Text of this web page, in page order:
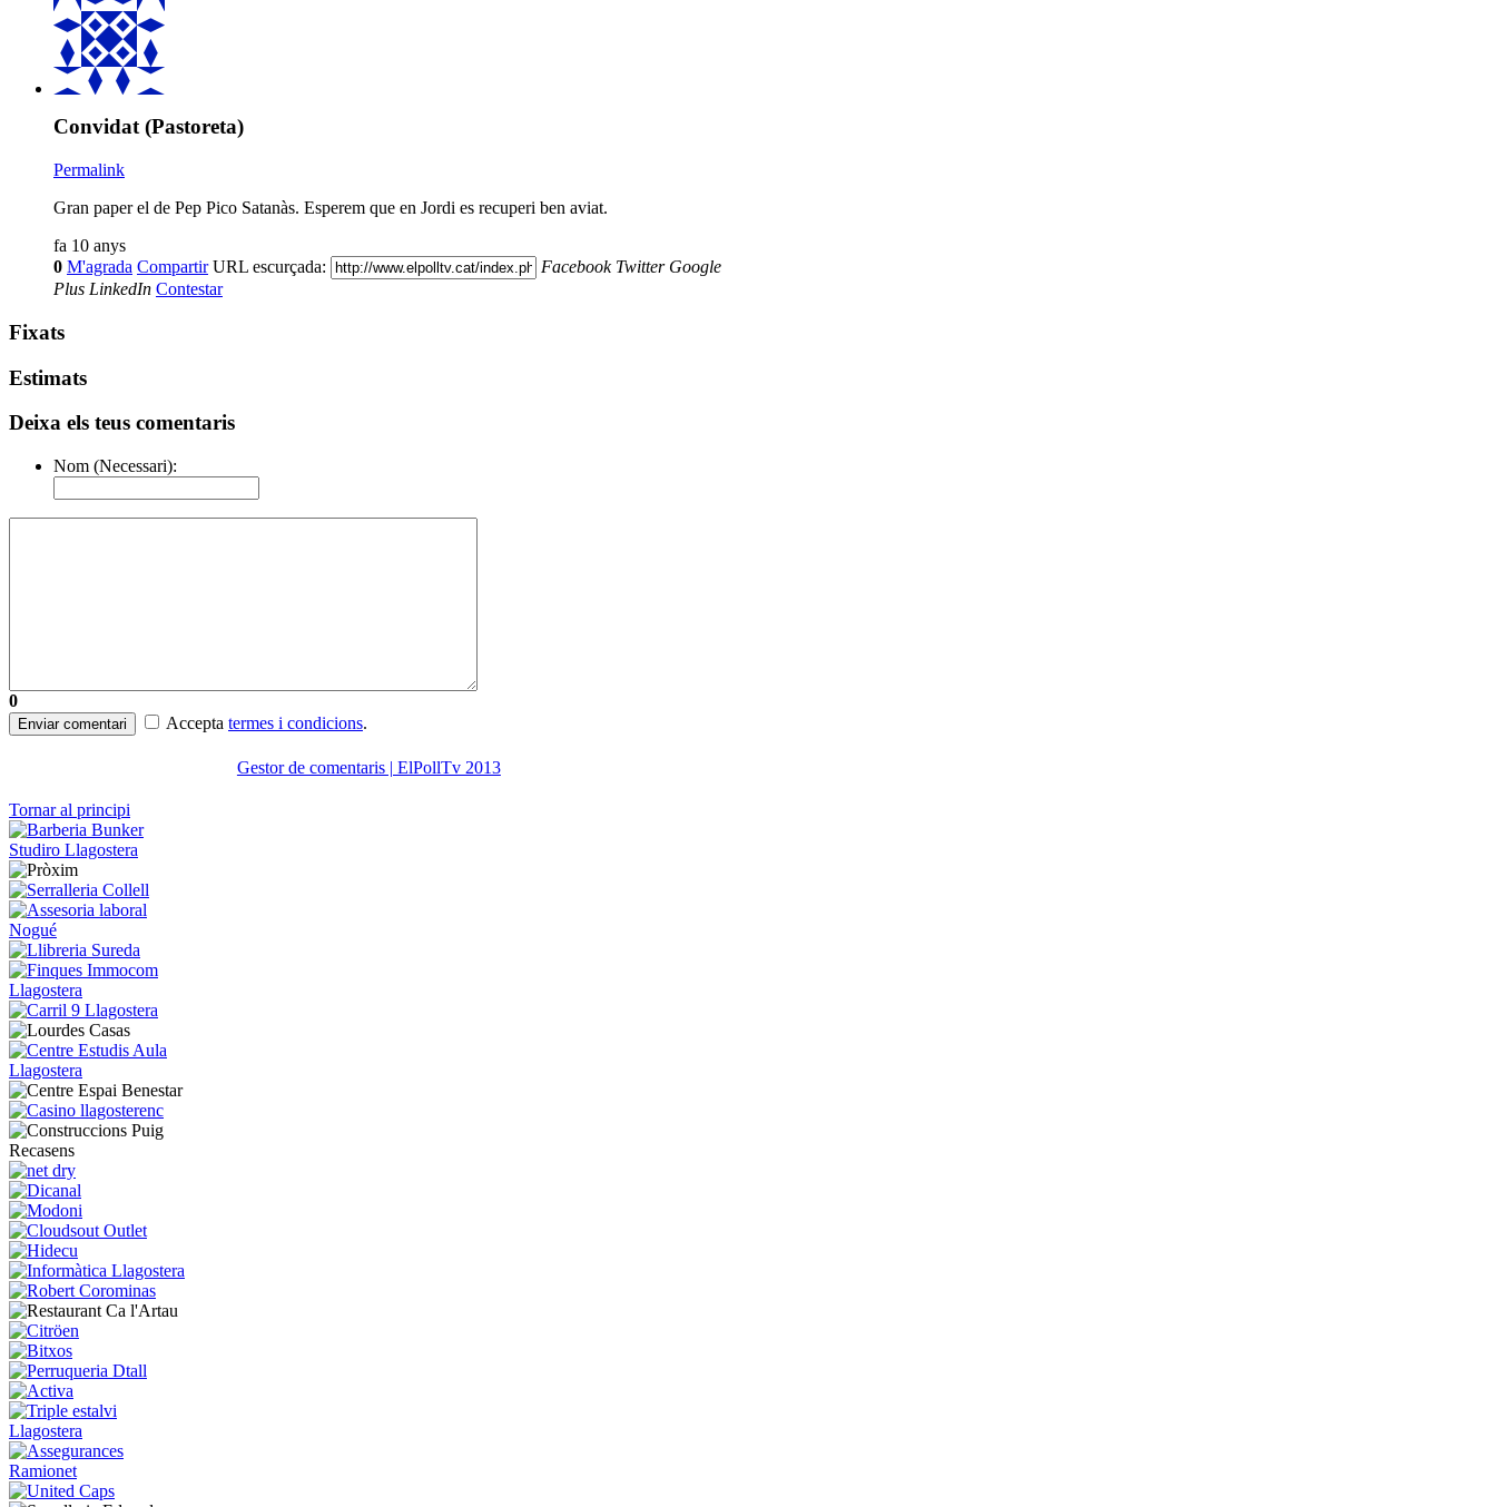
Convidat (Pastoreta)
Permalink
Gran paper el de Pep Pico Satanàs. Esperem que en Jordi es recuperi ben aviat.
fa 10 anys
0 M'agrada Compartir URL escurçada: Facebook Twitter Google
Plus LinkedIn Contestar
Fixats
Estimats
Deixa els teus comentaris
Nom (Necessari):
0
Enviar comentari Accepta termes i condicions.
Gestor de comentaris | ElPollTv 2013
Tornar al principi